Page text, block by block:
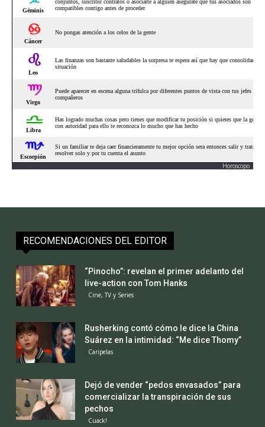
Horoscopo
RECOMENDACIONES DEL EDITOR
“Pinocho”: revelan el primer adelanto del
live-action con Tom Hanks
Cine, TV y Series
Rusherking contó cómo le dice la China
Suárez en la intimidad: “Me dice Thomy”
Caripelas
Dejó de vender “pedos envasados” para
comercializar la transpiración de sus
pechos
Cuack!